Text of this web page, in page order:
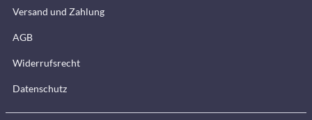
Versand und Zahlung
AGB
Widerrufsrecht
Datenschutz